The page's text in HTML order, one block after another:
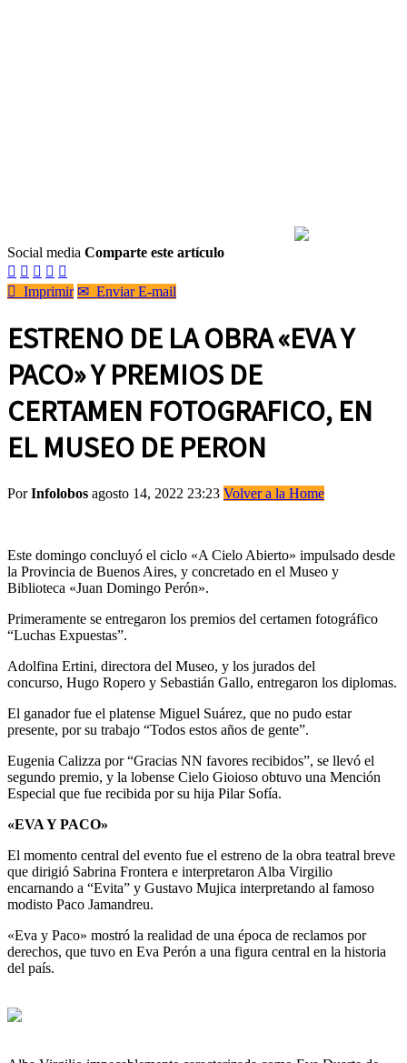
Social media Comparte este artículo
    
 Imprimir ✉ Enviar E-mail
ESTRENO DE LA OBRA «EVA Y
PACO» Y PREMIOS DE
CERTAMEN FOTOGRAFICO, EN
EL MUSEO DE PERON
PorInfolobos agosto 14, 2022 23:23 Volver a la Home
Este domingo concluyó el ciclo «A Cielo Abierto» impulsado desde
la Provincia de Buenos Aires, y concretado en el Museo y
Biblioteca «Juan Domingo Perón».
Primeramente se entregaron los premios del certamen fotográfico
“Luchas Expuestas”.
Adolfina Ertini, directora del Museo, y los jurados del
concurso, Hugo Ropero y Sebastián Gallo, entregaron los diplomas.
El ganador fue el platense Miguel Suárez, que no pudo estar
presente, por su trabajo “Todos estos años de gente”.
Eugenia Calizza por “Gracias NN favores recibidos”, se llevó el
segundo premio, y la lobense Cielo Gioioso obtuvo una Mención
Especial que fue recibida por su hija Pilar Sofía.
«EVA Y PACO»
El momento central del evento fue el estreno de la obra teatral breve
que dirigió Sabrina Frontera e interpretaron Alba Virgilio
encarnando a “Evita” y Gustavo Mujica interpretando al famoso
modisto Paco Jamandreu.
«Eva y Paco» mostró la realidad de una época de reclamos por
derechos, que tuvo en Eva Perón a una figura central en la historia
del país.